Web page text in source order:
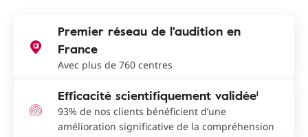
Premier réseau de l'audition en
France
Avec plus de 760 centres
Efficacité scientifiquement validée¹
93% de nos clients bénéficient d’une
amélioration significative de la compréhension